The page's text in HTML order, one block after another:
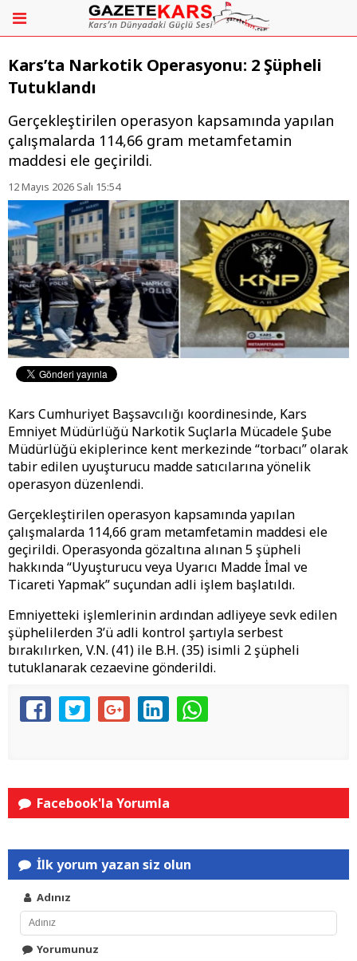
Kars’ta Narkotik Operasyonu: 2 Şüpheli
Tutuklandı
Gerçekleştirilen operasyon kapsamında yapılan
çalışmalarda 114,66 gram metamfetamin
maddesi ele geçirildi.
12 Mayıs 2026 Salı 15:54
Kars Cumhuriyet Başsavcılığı koordinesinde, Kars
Emniyet Müdürlüğü Narkotik Suçlarla Mücadele Şube
Müdürlüğü ekiplerince kent merkezinde “torbacı” olarak
tabir edilen uyuşturucu madde satıcılarına yönelik
operasyon düzenlendi.
Gerçekleştirilen operasyon kapsamında yapılan
çalışmalarda 114,66 gram metamfetamin maddesi ele
geçirildi. Operasyonda gözaltına alınan 5 şüpheli
hakkında “Uyuşturucu veya Uyarıcı Madde İmal ve
Ticareti Yapmak” suçundan adli işlem başlatıldı.
Emniyetteki işlemlerinin ardından adliyeye sevk edilen
şüphelilerden 3’ü adli kontrol şartıyla serbest
bırakılırken, V.N. (41) ile B.H. (35) isimli 2 şüpheli
tutuklanarak cezaevine gönderildi.
Facebook'la Yorumla
İlk yorum yazan siz olun
Adınız
Yorumunuz